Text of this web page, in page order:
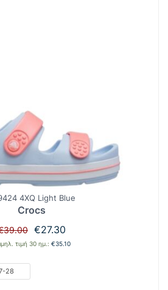
4XQ Light Blue
Crocs
39.00
Original
price
€27.30Η
τρέχουσα
τιμή 30 ημ.: €35.10
28